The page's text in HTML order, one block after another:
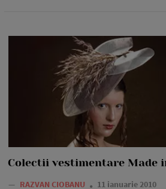
Colectii vestimentare Made
— RAZVAN CIOBANU 11 ianuarie 2010